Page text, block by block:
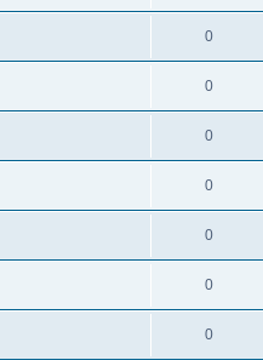
0
0
0
0
0
0
0